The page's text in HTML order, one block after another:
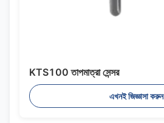
KTS100 তাপমাত্রা সেন্সর
এখনই জিজ্ঞাসা করুন